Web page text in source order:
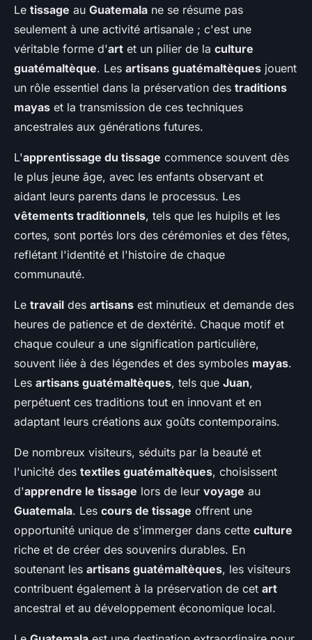
Le tissage au Guatemala ne se résume pas
seulement à une activité artisanale ; c'est une
véritable forme d'art et un pilier de la culture
guatémaltèque. Les artisans guatémaltèques jouent
un rôle essentiel dans la préservation des traditions
mayas et la transmission de ces techniques
ancestrales aux générations futures.
L'apprentissage du tissage commence souvent dès
le plus jeune âge, avec les enfants observant et
aidant leurs parents dans le processus. Les
vêtements traditionnels, tels que les huipils et les
cortes, sont portés lors des cérémonies et des fêtes,
reflétant l'identité et l'histoire de chaque
communauté.
Le travail des artisans est minutieux et demande des
heures de patience et de dextérité. Chaque motif et
chaque couleur a une signification particulière,
souvent liée à des légendes et des symboles mayas.
Les artisans guatémaltèques, tels que Juan,
perpétuent ces traditions tout en innovant et en
adaptant leurs créations aux goûts contemporains.
De nombreux visiteurs, séduits par la beauté et
l'unicité des textiles guatémaltèques, choisissent
d'apprendre le tissage lors de leur voyage au
Guatemala. Les cours de tissage offrent une
opportunité unique de s'immerger dans cette culture
riche et de créer des souvenirs durables. En
soutenant les artisans guatémaltèques, les visiteurs
contribuent également à la préservation de cet art
ancestral et au développement économique local.